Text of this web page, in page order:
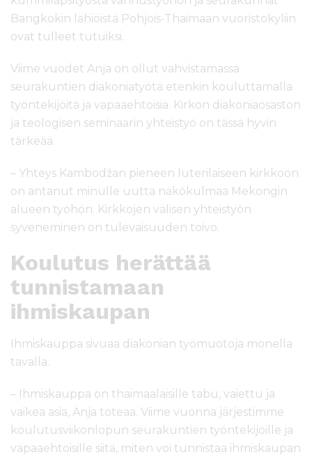
Bangkokin lähiöistä Pohjois-Thaimaan vuoristokyliin
ovat tulleet tutuiksi.
Viime vuodet Anja on ollut vahvistamassa
seurakuntien diakoniatyötä etenkin kouluttamalla
työntekijöitä ja vapaaehtoisia. Kirkon diakoniaosaston
ja teologisen seminaarin yhteistyö on tässä hyvin
tärkeää.
– Yhteys Kambodžan pieneen luterilaiseen kirkkoon
on antanut minulle uutta näkökulmaa Mekongin
alueen työhön. Kirkkojen välisen yhteistyön
syveneminen on tulevaisuuden toivo.
Koulutus herättää
tunnistamaan
ihmiskaupan
Ihmiskauppa sivuaa diakonian työmuotoja monella
tavalla.
– Ihmiskauppa on thaimaalaisille tabu, vaiettu ja
vaikea asia, Anja toteaa. Viime vuonna järjestimme
koulutusviikonlopun seurakuntien työntekijöille ja
vapaaehtoisille siitä, miten voi tunnistaa ihmiskaupan